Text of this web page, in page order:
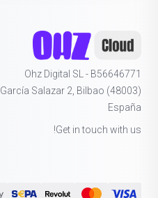
Ohz Digital SL - B56646771
García Salazar 2, Bilbao (48003)
España
Get in touch with us!